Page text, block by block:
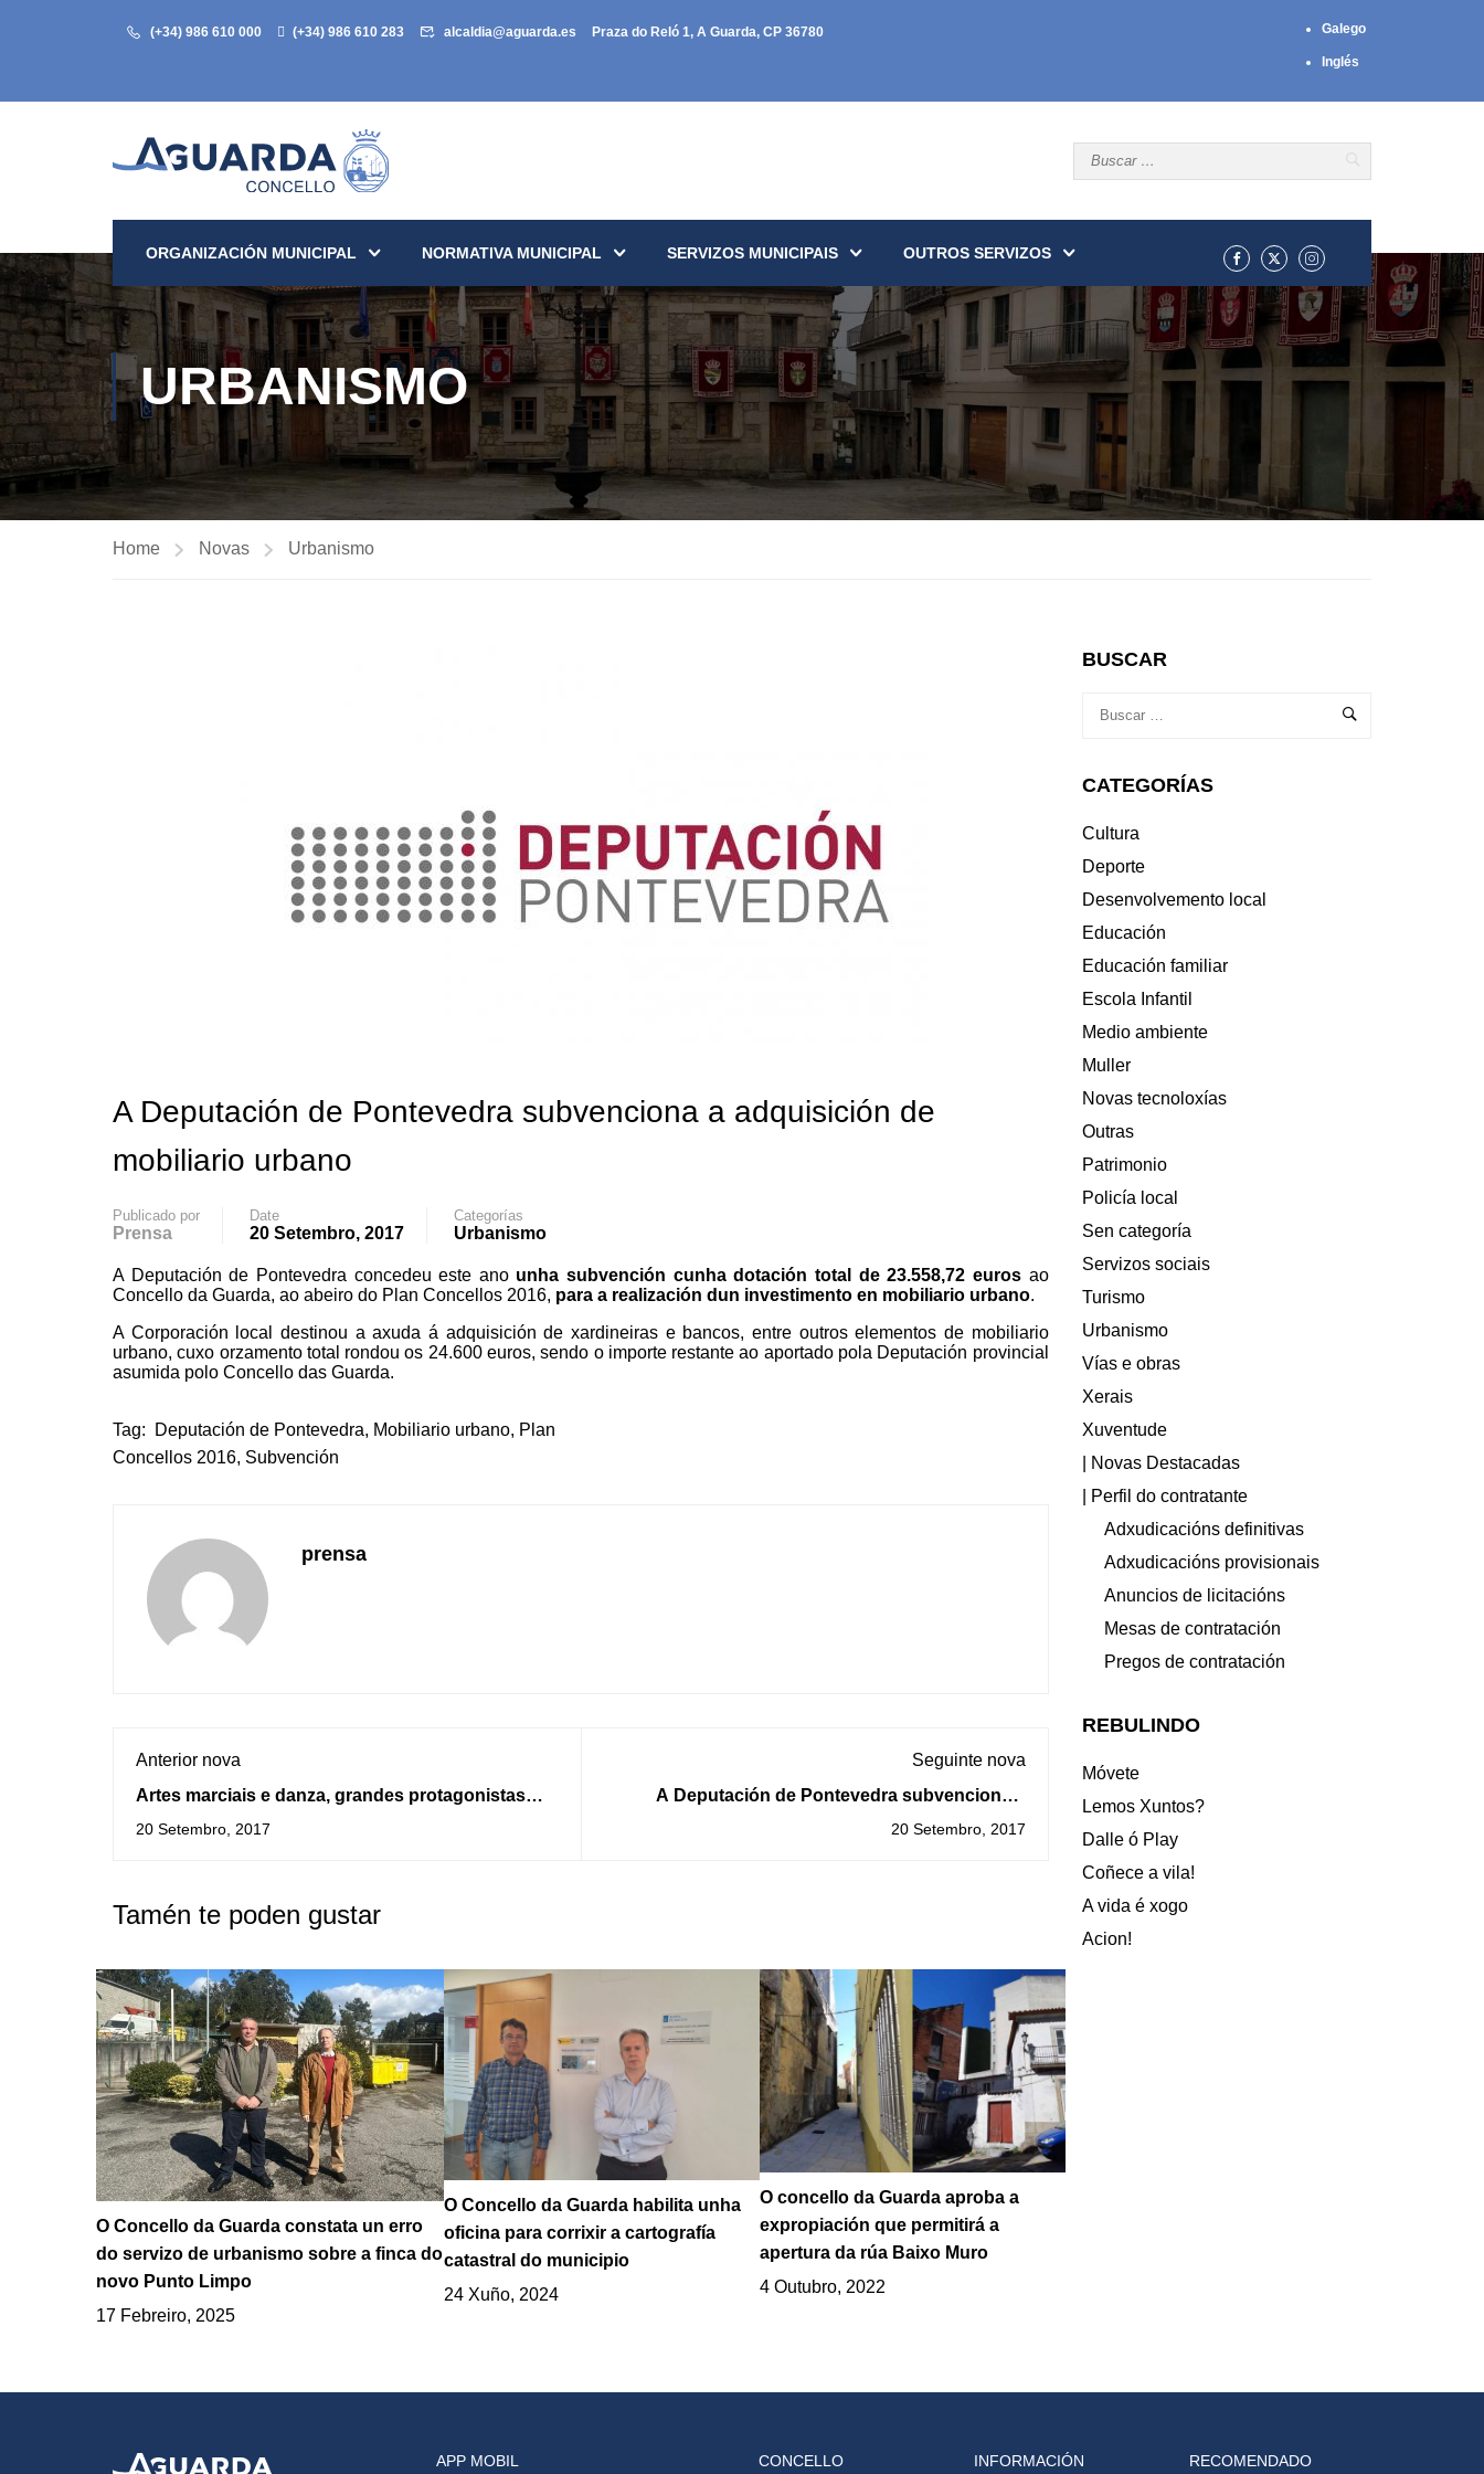
(+34) 986 610 000 (+34) 986 610 283 alcaldia@aguarda.es Praza do Reló 1, A Guarda, CP 36780 Galego
Inglés
ORGANIZACIÓN MUNICIPAL NORMATIVA MUNICIPAL SERVIZOS MUNICIPAIS OUTROS SERVIZOS
URBANISMO
Home Novas Urbanismo
A Deputación de Pontevedra subvenciona a adquisición de
mobiliario urbano
Publicado por
Prensa
Date
20 Setembro, 2017
Categorías
Urbanismo
A Deputación de Pontevedra concedeu este ano unha subvención cunha dotación total de23.558,72 eurosao
Concello da Guarda, ao abeiro do Plan Concellos 2016, para a realización dun investimento en mobiliario urbano.
A Corporación local destinou a axuda á adquisición de xardineiras e bancos, entre outros elementos de mobiliario
urbano, cuxo orzamento total rondou os 24.600 euros, sendo o importe restante ao aportado pola Deputación provincial
asumida polo Concello das Guarda.
Tag: Deputación de Pontevedra, Mobiliario urbano, Plan
Concellos 2016, Subvención
prensa
Anterior nova
Artes marciais e danza, grandes protagonistas
das XVIII Noites Guardesas do Deporte
20 Setembro, 2017
Seguinte nova
A Deputación de Pontevedra subvenciona a
adquisición de elementos de servizos urbanos
20 Setembro, 2017
Tamén te poden gustar
O Concello da Guarda constata un erro
do servizo de urbanismo sobre a finca do
novo Punto Limpo
17 Febreiro, 2025
O Concello da Guarda habilita unha
oficina para corrixir a cartografía
catastral do municipio
24 Xuño, 2024
O concello da Guarda aproba a
expropiación que permitirá a
apertura da rúa Baixo Muro
4 Outubro, 2022
BUSCAR
CATEGORÍAS
Cultura
Deporte
Desenvolvemento local
Educación
Educación familiar
Escola Infantil
Medio ambiente
Muller
Novas tecnoloxías
Outras
Patrimonio
Policía local
Sen categoría
Servizos sociais
Turismo
Urbanismo
Vías e obras
Xerais
Xuventude
| Novas Destacadas
| Perfil do contratante
Adxudicacións definitivas
Adxudicacións provisionais
Anuncios de licitacións
Mesas de contratación
Pregos de contratación
REBULINDO
Móvete
Lemos Xuntos?
Dalle ó Play
Coñece a vila!
A vida é xogo
Acion!
APP MOBIL CONCELLO INFORMACIÓN RECOMENDADO